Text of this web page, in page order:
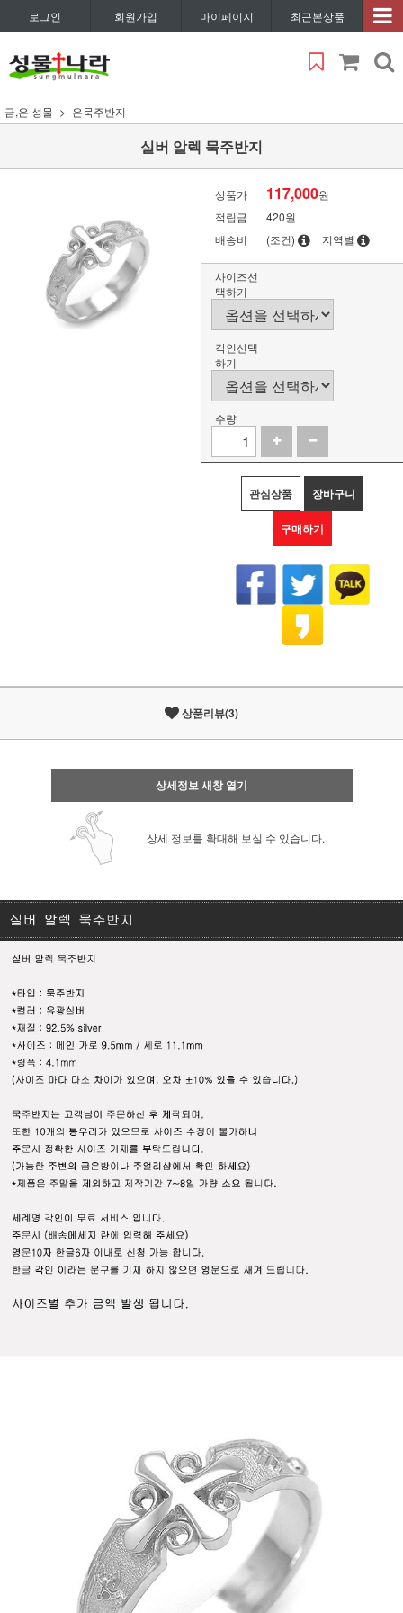
로그인 회원가입 마이페이지 최근본상품
금,은 성물 은묵주반지
실버 알렉 묵주반지
상품가 117,000원
적립금
420원
배송비
(조건) 지역별
사이즈선
택하기
각인선택
하기
수량
관심상품 장바구니
구매하기
상품리뷰(3)
상세정보 새창 열기
상세 정보를 확대해 보실 수 있습니다.